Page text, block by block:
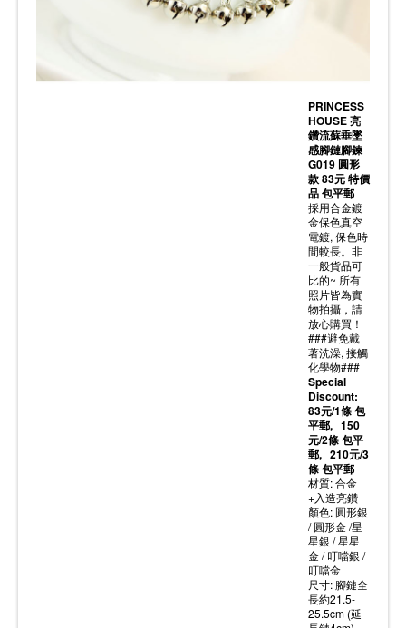
PRINCESS
HOUSE 亮
鑽流蘇垂墜
感腳鏈腳鍊
G019 圓形
款 83元 特價
品 包平郵
採用合金鍍
金保色真空
電鍍, 保色時
間較長。非
一般貨品可
比的~ 所有
照片皆為實
物拍攝，請
放心購買！
###避免戴
著洗澡, 接觸
化學物###
Special
Discount:
83元/1條 包
平郵, 150
元/2條 包平
郵, 210元/3
條 包平郵
材質: 合金
+入造亮鑽
顏色: 圓形銀
/ 圓形金 /星
星銀 / 星星
金 / 叮噹銀 /
叮噹金
尺寸: 腳鏈全
長約21.5-
25.5cm (延